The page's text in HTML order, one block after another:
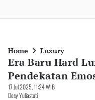
Home Luxury
Era Baru Hard
Pendekatan
17 Jul 2025, 11:24 WIB
Desy Yuliastuti